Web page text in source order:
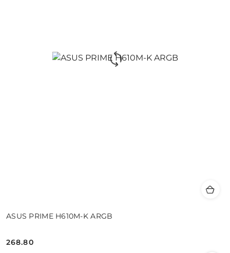
ASUS PRIME H610M-K ARGB
Cena:
268.80